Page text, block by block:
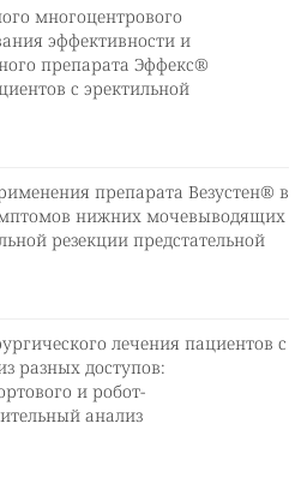
многоцентрового
эффективности и
препарата Эффекс®
с эректильной
препарата Везустен® в
нижних мочевыводящих
резекции предстательной
лечения пациентов с
разных доступов:
и робот-
анализ